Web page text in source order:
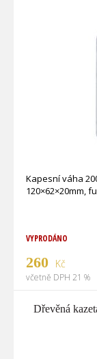
Kapesní váha 200 x 0,01g Jednotky: g,
120×62×20mm,
VYPRODÁNO
260 Kč
včetně DPH 21 %
Dřevěná